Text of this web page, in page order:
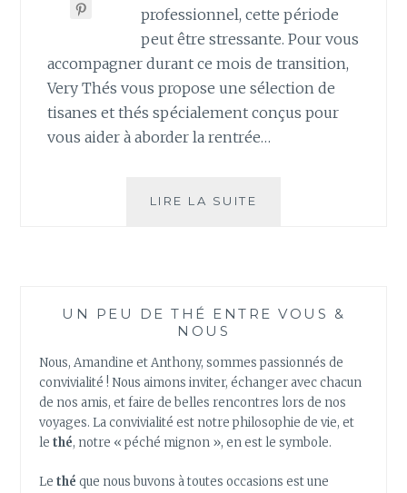
professionnel, cette période
peut être stressante. Pour vous
accompagner durant ce mois de transition,
Very Thés vous propose une sélection de
tisanes et thés spécialement conçus pour
vous aider à aborder la rentrée…
LIRE LA SUITE
UN PEU DE THÉ ENTRE VOUS &
NOUS
Nous, Amandine et Anthony, sommes passionnés de
convivialité ! Nous aimons inviter, échanger avec chacun
de nos amis, et faire de belles rencontres lors de nos
voyages. La convivialité est notre philosophie de vie, et
lethé, notre « péché mignon », en est le symbole.
Lethé que nous buvons à toutes occasions est une